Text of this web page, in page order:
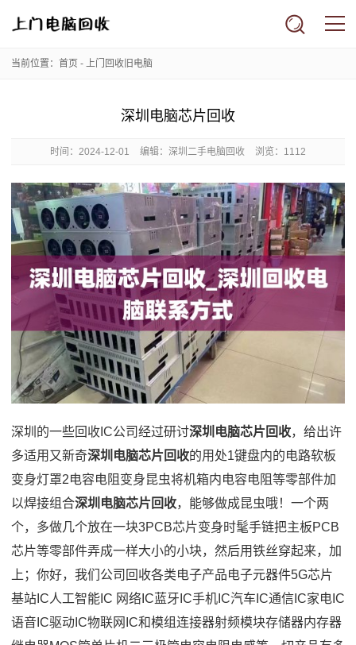
当前位置： 首页 - 上门回收旧电脑
深圳电脑芯片回收
时间： 2024-12-01 编辑：深圳二手电脑回收 浏览：1112
深圳的一些回收IC公司经过研讨深圳电脑芯片回收，给出许
多适用又新奇深圳电脑芯片回收的用处1键盘内的电路软板
变身灯罩2电容电阻变身昆虫将机箱内电容电阻等零部件加
以焊接组合深圳电脑芯片回收，能够做成昆虫哦！一个两
个，多做几个放在一块3PCB芯片变身时髦手链把主板PCB
芯片等零部件弄成一样大小的小块，然后用铁丝穿起来，加
上；你好，我们公司回收各类电子产品电子元器件5G芯片
基站IC人工智能IC 网络IC蓝牙IC手机IC汽车IC通信IC家电IC
语音IC驱动IC物联网IC和模组连接器射频模块存储器内存器